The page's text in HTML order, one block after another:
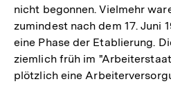
nicht begonnen. Vielmehr
zumindest nach dem 17. Juni
eine Phase der Etablierung.
ziemlich früh im
plötzlich eine